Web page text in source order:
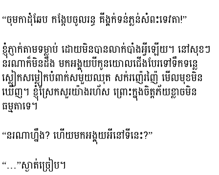
“ចុមកាដុំឆែប កង្កែបចូលរន្ធ គីង្គក់ទន់ភ្លន់សំពះទេវតា!”
ខ្ញុំភ្ញាក់តាមទម្លាប់ ដោយមិនបានលាក់បាំងអ្វីឡើយ។ នៅសុខៗ
នរណាក៏មិនដឹង មកអង្គុយបីកូនយោលជើងបែរទៅទឹកទន្លេ
ស្លៀកសម្លៀកបំពាក់សមួយឈុត សក់រញ៉េរញ៉ៃ មើលមុខមិន
ឃើញ។ ខ្ញុំស្រែកសួរយ៉ាងរហ័ស ព្រោះក្នុងចិត្តភ័យខ្លាចមិន
ធម្មតាទេ។
“នរណាហ្នឹង? ហើយមកអង្គុយអីនៅទីនេះ?”
“…”ស្ងាត់ច្រៀប។